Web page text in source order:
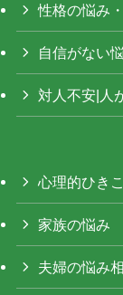
性格の悩み
自信がない
対人不安|人
心理的ひき
家族の悩み
夫婦の悩み